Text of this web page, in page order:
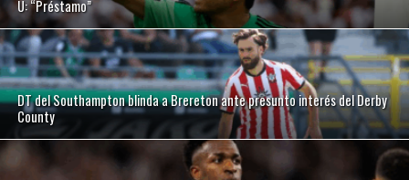
U: “Préstamo”
DT del Southampton blinda a Brereton ante presunto interés del Derby
County